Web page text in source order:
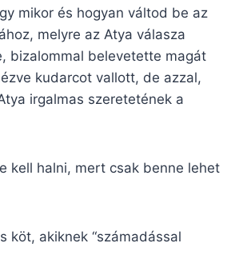
mikor és hogyan váltod be az
melyre az Atya válasza
bizalommal belevetette magát
kudarcot vallott, de azzal,
irgalmas szeretetének a
kell halni, mert csak benne lehet
köt, akiknek “számadással